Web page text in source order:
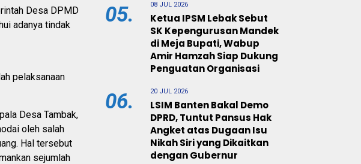
Desa DPMD
adanya tindak
pelaksanaan
Desa Tambak,
oleh salah
Hal tersebut
sejumlah
05. 08 JUL 2026
Ketua IPSM Lebak Sebut
SK Kepengurusan Mandek
di Meja Bupati, Wabup
Amir Hamzah Siap Dukung
Penguatan Organisasi
06. 20 JUL 2026
LSIM Banten Bakal Demo
DPRD, Tuntut Pansus Hak
Angket atas Dugaan Isu
Nikah Siri yang Dikaitkan
dengan Gubernur